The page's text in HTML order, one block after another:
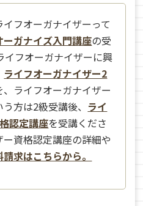
フオーガナイザーって
ーガナイズ入門講座の受
イフオーガナイザーに興
ライフオーガナイザー2
、ライフオーガナイザー
方は2級受講後、 ライ
認定講座を受講くださ
資格認定講座の詳細や
請求はこちらから。